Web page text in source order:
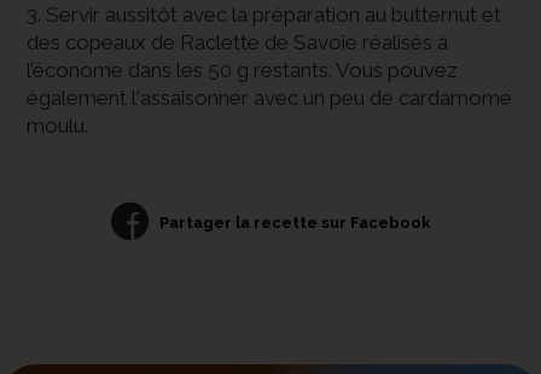
3. Servir aussitôt avec la préparation au butternut et
des copeaux de Raclette de Savoie réalisés à
l’économe dans les 50 g restants. Vous pouvez
également l'assaisonner avec un peu de cardamome
moulu.
Partager la recette sur Facebook